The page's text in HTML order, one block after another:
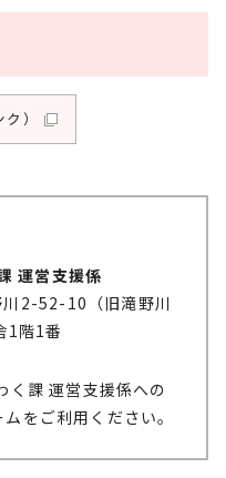
）
運営支援係
2-52-10（旧滝野川
1階1番
く課 運営支援係への
をご利用ください。